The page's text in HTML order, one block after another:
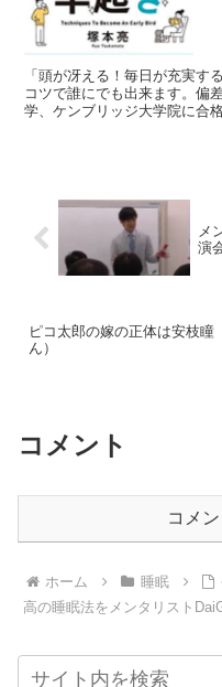
「頭が冴える！毎日が充実す
コツで誰にでも出来ます。偏
学、ケンブリッジ大学院に合
メ
演
ピコ太郎の嫁の正体は安枝瞳
ん）
コメント
コメ
ホーム 睡眠
高の睡眠法をメンタリスト